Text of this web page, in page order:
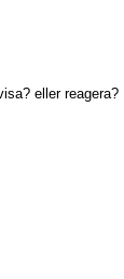
eller reagera?